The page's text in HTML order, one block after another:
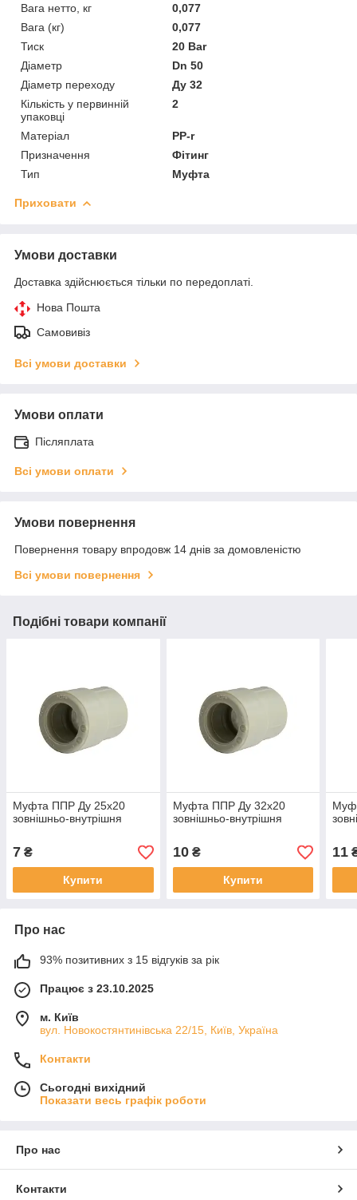
Вага нетто, кг
0,077
Вага (кг)
0,077
Тиск
20 Bar
Діаметр
Dn 50
Діаметр переходу
Ду 32
Кількість у первинній
упаковці
2
Матеріал
PP-r
Призначення
Фітинг
Тип
Муфта
Приховати
Умови доставки
Доставка здійснюється тільки по передоплаті.
Нова Пошта
Самовивіз
Всі умови доставки
Умови оплати
Післяплата
Всі умови оплати
Умови повернення
Повернення товару впродовж 14 днів за домовленістю
Всі умови повернення
Подібні товари компанії
Муфта ППР Ду 25х20
зовнішньо-внутрішня
7 ₴
Купити
Муфта ППР Ду 32х20
зовнішньо-внутрішня
10₴
Купити
11
Про нас
93% позитивних з 15 відгуків за рік
Працює з 23.10.2025
м. Київ
вул. Новокостянтинівська 22/15, Київ, Україна
Контакти
Сьогодні вихідний
Показати весь графік роботи
Про нас
Контакти